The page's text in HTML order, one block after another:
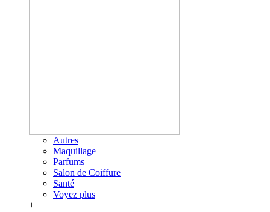
Autres
Maquillage
Parfums
Salon de Coiffure
Santé
Voyez plus
+